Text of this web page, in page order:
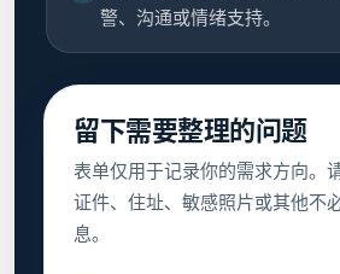
警、沟通或情绪支持。
留下需要整理的问题
表单仅用于记录你的需求方向。
证件、住址、敏感照片或其他不
息。